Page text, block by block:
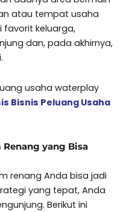
atau tempat usaha
favorit keluarga,
dan, pada akhirnya,
usaha waterplay
Bisnis Peluang Usaha
Renang yang Bisa
renang Anda bisa jadi
yang tepat, Anda
Berikut ini